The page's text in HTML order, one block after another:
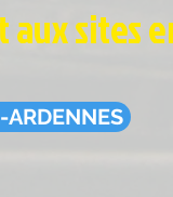
sites
ARDENNES